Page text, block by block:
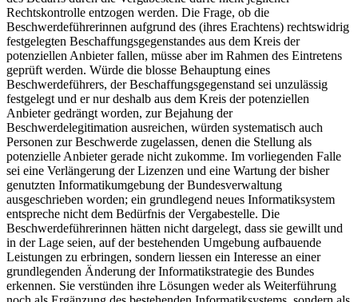
Rechtskontrolle entzogen werden. Die Frage, ob die
Beschwerdeführerinnen aufgrund des (ihres Erachtens) rechtswidrig
festgelegten Beschaffungsgegenstandes aus dem Kreis der
potenziellen Anbieter fallen, müsse aber im Rahmen des Eintretens
geprüft werden. Würde die blosse Behauptung eines
Beschwerdeführers, der Beschaffungsgegenstand sei unzulässig
festgelegt und er nur deshalb aus dem Kreis der potenziellen
Anbieter gedrängt worden, zur Bejahung der
Beschwerdelegitimation ausreichen, würden systematisch auch
Personen zur Beschwerde zugelassen, denen die Stellung als
potenzielle Anbieter gerade nicht zukomme. Im vorliegenden Falle
sei eine Verlängerung der Lizenzen und eine Wartung der bisher
genutzten Informatikumgebung der Bundesverwaltung
ausgeschrieben worden; ein grundlegend neues Informatiksystem
entspreche nicht dem Bedürfnis der Vergabestelle. Die
Beschwerdeführerinnen hätten nicht dargelegt, dass sie gewillt und
in der Lage seien, auf der bestehenden Umgebung aufbauende
Leistungen zu erbringen, sondern liessen ein Interesse an einer
grundlegenden Änderung der Informatikstrategie des Bundes
erkennen. Sie verstünden ihre Lösungen weder als Weiterführung